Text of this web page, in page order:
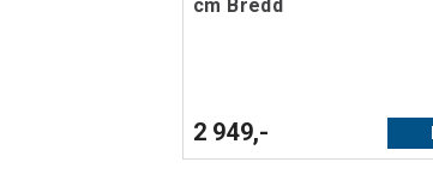
cm Bredd
2 949,-